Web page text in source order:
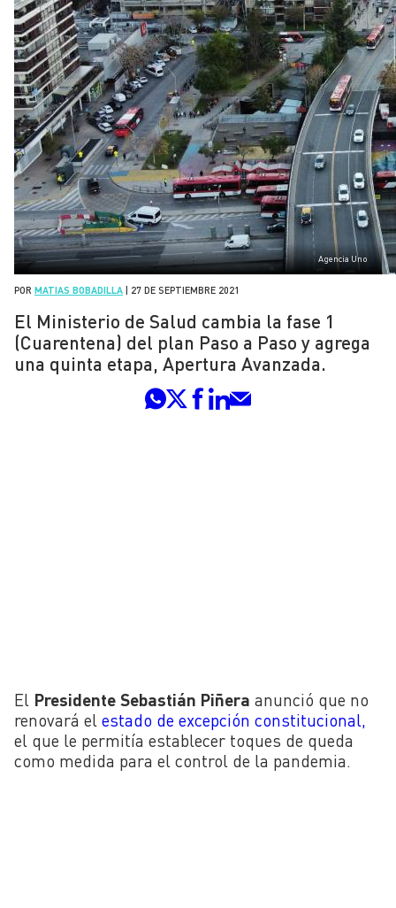
Agencia Uno
POR MATIAS BOBADILLA 27 DE SEPTIEMBRE 2021
El Ministerio de Salud cambia la fase 1
(Cuarentena) del plan Paso a Paso y agrega
una quinta etapa, Apertura Avanzada.
El Presidente Sebastián Piñera anunció que no
renovará el estado de excepción constitucional,
el que le permitía establecer toques de queda
como medida para el control de la pandemia.